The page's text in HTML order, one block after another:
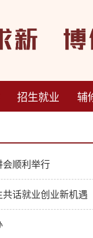
招生就业 辅
顺利举行
话就业创业新机遇